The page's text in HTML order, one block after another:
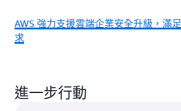
AWS 強力支援雲端企業安全升級，滿
求
進一步行動